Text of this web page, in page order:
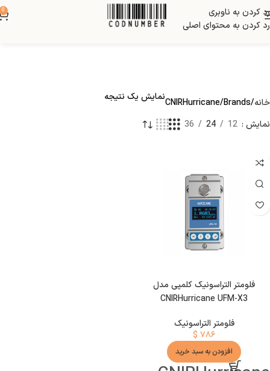
رد کردن به ناوبری
رد کردن به محتوای اصلی
0
خانه Brands
CNIRHurricaneنمایش یک نتیجه
نمایش 12
24
36
فلومتر التراسونیک کلمپی مدل
CNIRHurricane UFM-X3
فلومتر التراسونیک
$ ۷۸۶
افزودن به سبد خرید